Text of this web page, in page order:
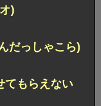
)
だっしゃこら)
てもらえない